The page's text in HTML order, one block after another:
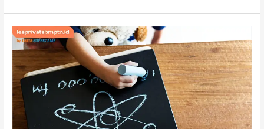
Les
Privat
Fisika,
Rahasia
Sukses
Pahami
Materi
Fisika